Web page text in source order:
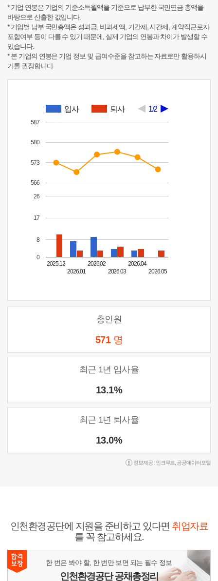
* 기업 연봉은 기업의 기준소득월액을 기준으로 납부한 국민연금 총액을
바탕으로 산출한 값입니다.
* 기업별 납부 국민총액은 성과급, 비과세액, 기간제, 시간제, 계약직근로자
포함여부 등이 다를 수 있기 때문에, 실제 기업의 연봉과 차이가 발생할 수
있습니다.
* 본 기업의 연봉은 기업 정보 및 급여수준을 참고하는 자료로만 활용하시
기를 권장합니다.
입사 퇴사 1/2
2025.12
2026.01
2026.02
2026.03
2026.04
2026.05
0
8
17
26
566
573
580
587
총인원
571 명
최근 1년 입사율
13.1%
최근 1년 퇴사율
13.0%
정보제공 : 인크루트 공공데이터포털
인천환경공단에 지원을 준비하고 있다면 취업자료
를 꼭 참고하세요.
한 번은 봐야 할, 한 번만 보면 되는 필수 정보
인천환경공단 공채총정리